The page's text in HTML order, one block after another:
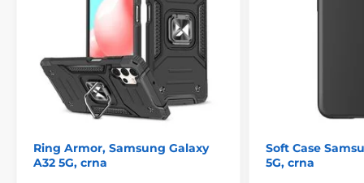
Ring Armor, Samsung Galaxy
A32 5G, crna
Soft Case
5G, crna